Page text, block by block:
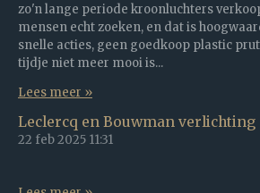
zo'n lange periode kroonluchters
mensen echt zoeken, en dat is
snelle acties, geen goedkoop plastic
tijdje niet meer mooi is...
Lees meer »
Leclercq en Bouwman verlichting
22 feb 2025 11:31